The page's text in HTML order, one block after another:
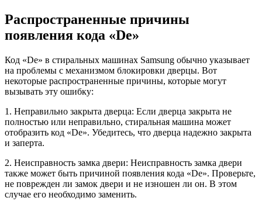
Распространенные причины
появления кода «De»
Код «De» в стиральных машинах Samsung обычно указывает
на проблемы с механизмом блокировки дверцы. Вот
некоторые распространенные причины, которые могут
вызывать эту ошибку:
1. Неправильно закрыта дверца: Если дверца закрыта не
полностью или неправильно, стиральная машина может
отобразить код «De». Убедитесь, что дверца надежно закрыта
и заперта.
2. Неисправность замка двери: Неисправность замка двери
также может быть причиной появления кода «De». Проверьте,
не поврежден ли замок двери и не изношен ли он. В этом
случае его необходимо заменить.